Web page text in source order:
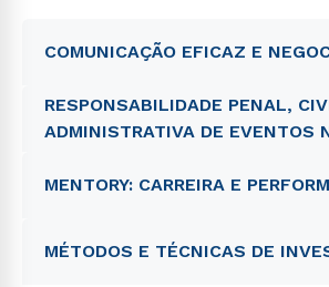
COMUNICAÇÃO EFICAZ E
RESPONSABILIDADE PENAL,
ADMINISTRATIVA DE EVENTOS
MENTORY: CARREIRA E
MÉTODOS E TÉCNICAS DE